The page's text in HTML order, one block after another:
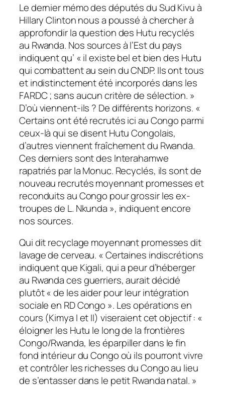
Le dernier mémo des députés du Sud Kivu à
Hillary Clinton nous a poussé à chercher à
approfondir la question des Hutu recyclés
au Rwanda. Nos sources à l’Est du pays
indiquent qu’ « il existe bel et bien des Hutu
qui combattent au sein du CNDP. Ils ont tous
et indistinctement été incorporés dans les
FARDC ; sans aucun critère de sélection. »
D’où viennent-ils ? De différents horizons. «
Certains ont été recrutés ici au Congo parmi
ceux-là qui se disent Hutu Congolais,
d’autres viennent fraîchement du Rwanda.
Ces derniers sont des Interahamwe
rapatriés par la Monuc. Recyclés, ils sont de
nouveau recrutés moyennant promesses et
reconduits au Congo pour grossir les ex-
troupes de L. Nkunda », indiquent encore
nos sources.
Qui dit recyclage moyennant promesses dit
lavage de cerveau. « Certaines indiscrétions
indiquent que Kigali, qui a peur d’héberger
au Rwanda ces guerriers, aurait décidé
plutôt « de les aider pour leur intégration
sociale en RD Congo ». Les opérations en
cours (Kimya I et II) viseraient cet objectif : «
éloigner les Hutu le long de la frontières
Congo/Rwanda, les éparpiller dans le fin
fond intérieur du Congo où ils pourront vivre
et contrôler les richesses du Congo au lieu
de s’entasser dans le petit Rwanda natal. »